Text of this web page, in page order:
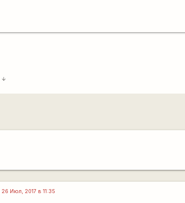
arrow_downward
26 Июл, 2017 в 11:35